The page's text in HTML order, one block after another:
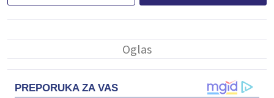
PREPORUKA ZA VAS